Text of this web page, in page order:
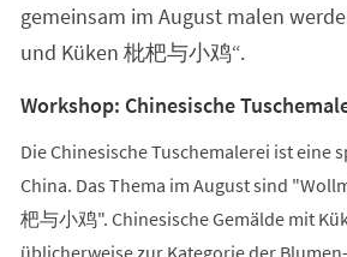
gemeinsam im August malen
und Küken 枇杷与小鸡“.
Workshop: Chinesische
Die Chinesische Tuschemalerei ist eine
China. Das Thema im August sind
杷与小鸡". Chinesische Gemälde mit
üblicherweise zur Kategorie der